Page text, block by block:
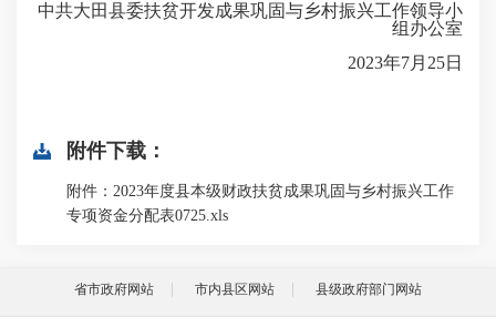
中共大田县委扶贫开发成果巩固与乡村振兴工作领导小
组办公室
2023年7月25日
附件下载：
附件：2023年度县本级财政扶贫成果巩固与乡村振兴工作
专项资金分配表0725.xls
省市政府网站 市内县区网站 县级政府部门网站